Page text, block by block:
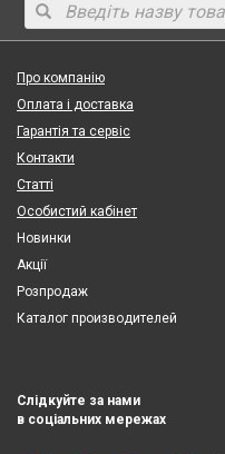
Про компанію
Оплата і доставка
Гарантія та сервіс
Контакти
Статті
Особистий кабінет
Новинки
Акції
Розпродаж
Каталог производителей
Слідкуйте за нами
в соціальних мережах